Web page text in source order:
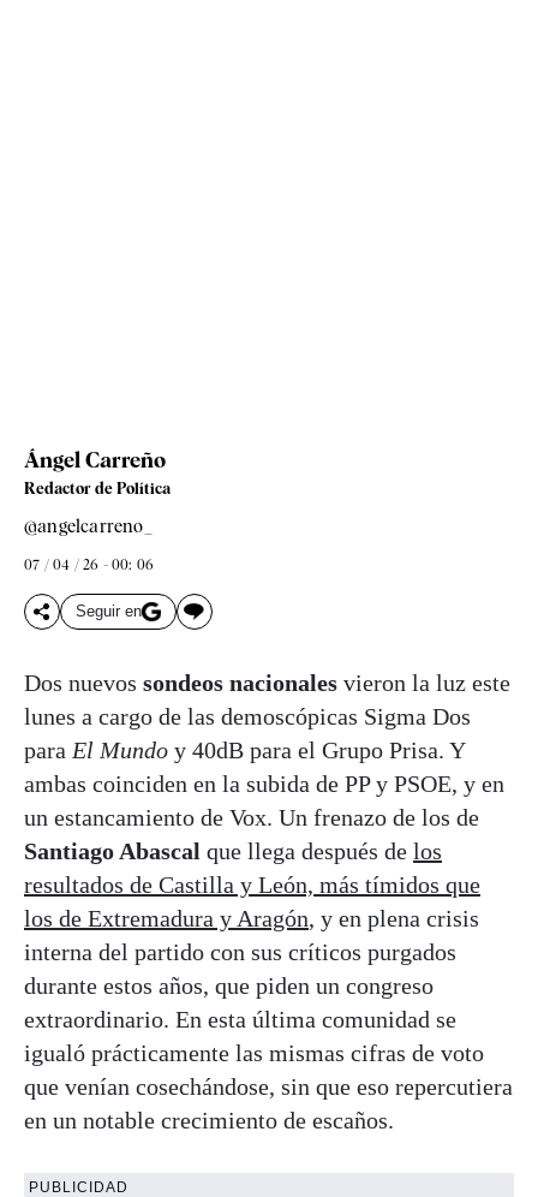
Ángel Carreño
Redactor de Política
@angelcarreno_
07 / 04 / 26 - 00: 06
Seguir en
Dos nuevos sondeos nacionales vieron la luz este
lunes a cargo de las demoscópicas Sigma Dos
para El Mundo y 40dB para el Grupo Prisa. Y
ambas coinciden en la subida de PP y PSOE, y en
un estancamiento de Vox. Un frenazo de los de
Santiago Abascal que llega después de los
resultados de Castilla y León, más tímidos que
los de Extremadura y Aragón, y en plena crisis
interna del partido con sus críticos purgados
durante estos años, que piden un congreso
extraordinario. En esta última comunidad se
igualó prácticamente las mismas cifras de voto
que venían cosechándose, sin que eso repercutiera
en un notable crecimiento de escaños.
PUBLICIDAD